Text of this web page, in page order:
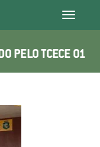
Toggle
PELO TCECE 01